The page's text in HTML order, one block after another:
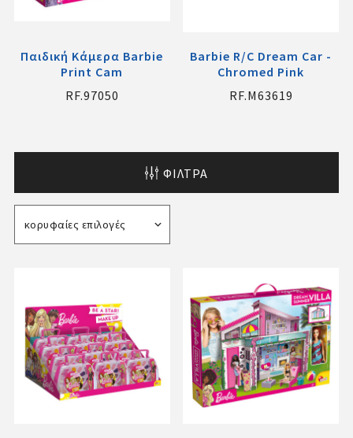
Παιδική Κάμερα Barbie
Print Cam
RF.97050
Barbie R/C Dream Car -
Chromed Pink
RF.M63619
ΦΊΛΤΡΑ